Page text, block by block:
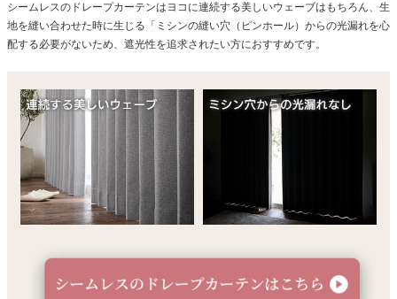
シームレスのドレープカーテンはヨコに連続する美しいウェーブはもちろん、生
地を縫い合わせた時に生じる「ミシンの縫い穴（ピンホール）からの光漏れを心
配する必要がないため、遮光性を追求されたい方におすすめです。